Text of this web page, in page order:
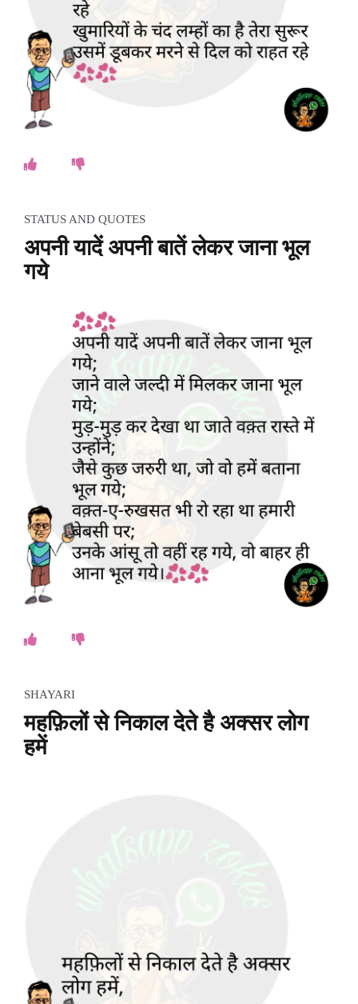
STATUS AND QUOTES
अपनी यादें अपनी बातें लेकर जाना भूल
गये
SHAYARI
महफ़िलों से निकाल देते है अक्सर लोग
हमें